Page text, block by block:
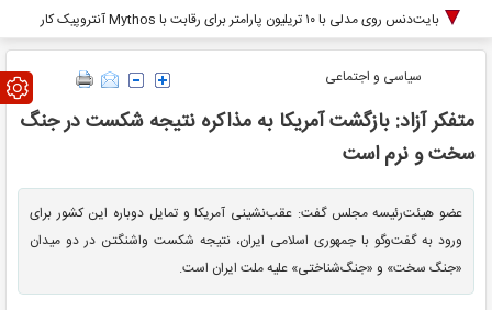
بایت‌دنس روی مدلی با ۱۰ تریلیون پارامتر برای رقابت با Mythos آنتروپیک کار
می‌کند
سیاسی و اجتماعی
متفکر آزاد: بازگشت آمریکا به مذاکره نتیجه شکست در جنگ
سخت و نرم است
عضو هیئت‌رئیسه مجلس گفت: عقب‌نشینی آمریکا و تمایل دوباره این کشور برای
ورود به گفت‌وگو با جمهوری اسلامی ایران، نتیجه شکست واشنگتن در دو میدان
«جنگ سخت» و «جنگ‌شناختی» علیه ملت ایران است.